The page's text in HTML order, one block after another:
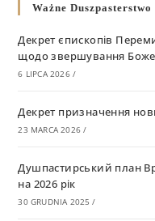
Ważne Duszpasterstwo
Декрет єпископів
щодо звершування
6 LIPCA 2026 /
Декрет призначення
23 MARCA 2026 /
Душпастирський план
на 2026 рік
30 GRUDNIA 2025 /